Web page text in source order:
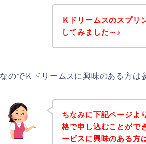
Ｋドリームスのスプリ
してみました～♪
なのでＫドリームスに興味のある方は
ちなみに下記ページよ
格で申し込むことがで
ービスに興味のある方